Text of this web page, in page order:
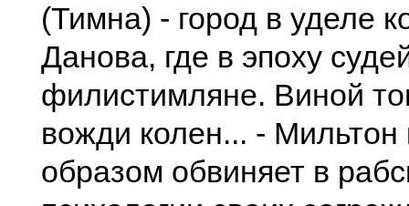
(Тимна) - город в уделе
Данова, где в эпоху
филистимляне. Виной
вожди колен... -
образом обвиняет в